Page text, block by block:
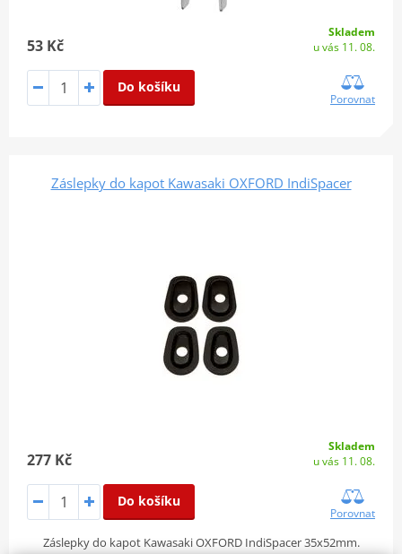
53 Kč
Skladem
u vás 11. 08.
Do košíku
Porovnat
Záslepky do kapot Kawasaki OXFORD IndiSpacer
277 Kč
Skladem
u vás 11. 08.
Do košíku
Porovnat
Záslepky do kapot Kawasaki OXFORD IndiSpacer 35x52mm.